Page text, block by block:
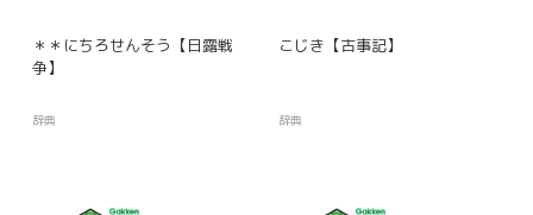
＊＊にちろせんそう【日露戦
争】
辞典
こじき【古事記】
辞典